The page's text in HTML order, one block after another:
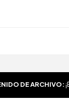
DE ARCHIVO: